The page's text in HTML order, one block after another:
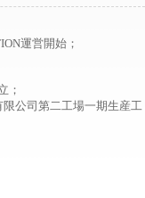
運営開始；
；
公司第二工場一期生産工